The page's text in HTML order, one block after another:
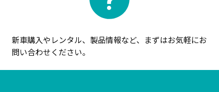
新車購入やレンタル、製品情報など、まずはお気軽にお
問い合わせください。